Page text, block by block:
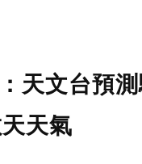
天文台預
天氣